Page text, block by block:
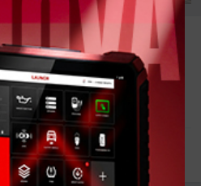
1598cc 55263113
frenante codice